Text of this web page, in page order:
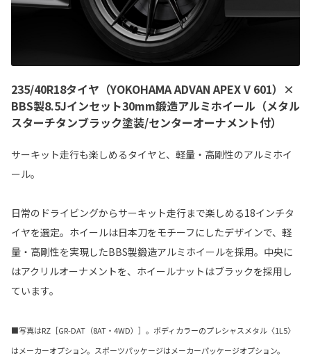
235/40R18タイヤ（YOKOHAMA ADVAN APEX V 601）×
BBS製8.5Jインセット30mm鍛造アルミホイール（メタル
スターチタンブラック塗装/センターオーナメント付）
サーキット走行も楽しめるタイヤと、軽量・高剛性のアルミホイ
ール。
日常のドライビングからサーキット走行まで楽しめる18インチタ
イヤを選定。ホイールは日本刀をモチーフにしたデザインで、軽
量・高剛性を実現したBBS製鍛造アルミホイールを採用。中央に
はアクリルオーナメントを、ホイールナットはブラックを採用し
ています。
■写真はRZ［GR-DAT（8AT・4WD）］。ボディカラーのプレシャスメタル〈1L5〉
はメーカーオプション。スポーツパッケージはメーカーパッケージオプション。